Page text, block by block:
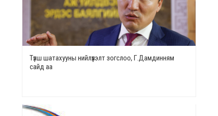
Түлш шатахууны нийлүүлэлт зогслоо, Г.Дамдинням
сайд аа